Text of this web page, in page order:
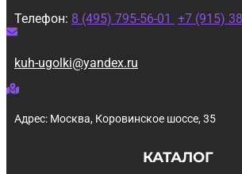
Телефон: 8 (495) 795-56-01 +7 (915)
kuh-ugolki@yandex.ru
Адрес: Москва, Коровинское шоссе, 35
КАТАЛОГ